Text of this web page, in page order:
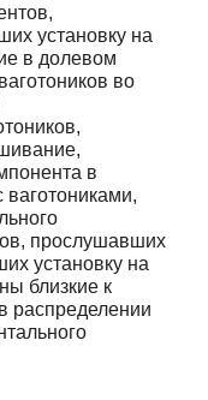
установку на
в долевом
во
в
ваготониками,
прослушавших
установку на
близкие к
распределении